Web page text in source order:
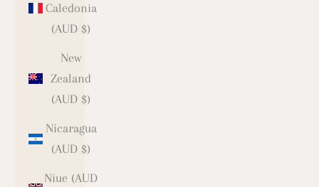
Caledonia
(AUD $)
New
Zealand
(AUD $)
Nicaragua
(AUD $)
Niue (AUD